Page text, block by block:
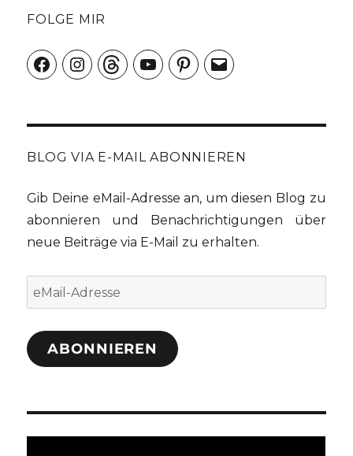
FOLGE MIR
FacebookInstagramThreadsYouTubePinterest
E-
Mail
BLOG VIA E-MAIL ABONNIEREN
Gib Deine eMail-Adresse an, um diesen Blog zu
abonnieren und Benachrichtigungen über
neue Beiträge via E-Mail zu erhalten.
eMail-
Adresse
ABONNIEREN